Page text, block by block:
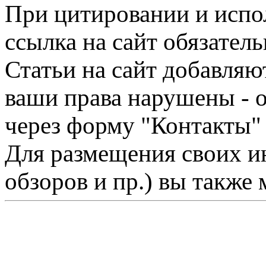
При цитировании и
ссылка на сайт
Статьи на сайт
ваши права нарушены -
через форму "Контакты"
Для размещения своих
обзоров и пр.) вы также